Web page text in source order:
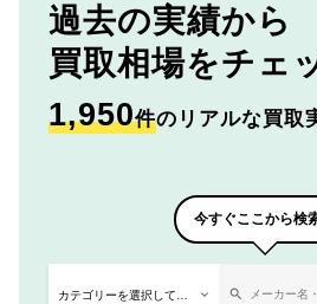
過去の実績から
買取相場をチェ
1,950件のリアルな買取
今すぐここから検